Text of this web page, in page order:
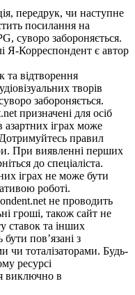
передрук, чи наступне
посилання на
суворо забороняється.
Я-Корреспондент є автор
та відтворення
творів
забороняється.
призначені для осіб
іграх може
правил
При виявленні перших
до спеціаліста.
іграх не може бути
роботі.
не проводить
гроші, також сайт не
ставок та інших
пов’язані з
чи тоталізаторами. Будь-
ресурсі
виключно в